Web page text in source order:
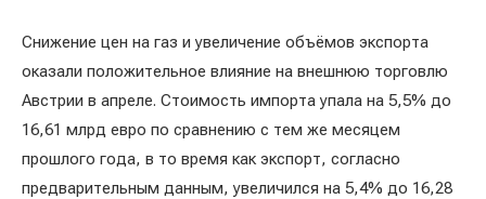
Снижение цен на газ и увеличение объёмов экспорта
оказали положительное влияние на внешнюю торговлю
Австрии в апреле. Стоимость импорта упала на 5,5% до
16,61 млрд евро по сравнению с тем же месяцем
прошлого года, в то время как экспорт, согласно
предварительным данным, увеличился на 5,4% до 16,28